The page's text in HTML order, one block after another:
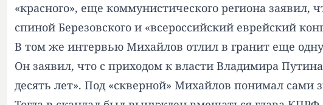
«красного», еще коммунистического региона заявил,
спиной Березовского и «всероссийский еврейский
В том же интервью Михайлов отлил в гранит еще
Он заявил, что с приходом к власти Владимира
десять лет». Под «скверной» Михайлов понимал сами